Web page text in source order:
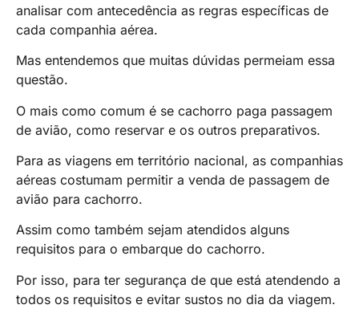
analisar com antecedência as regras específicas de
cada companhia aérea.
Mas entendemos que muitas dúvidas permeiam essa
questão.
O mais como comum é se cachorro paga passagem
de avião, como reservar e os outros preparativos.
Para as viagens em território nacional, as companhias
aéreas costumam permitir a venda de passagem de
avião para cachorro.
Assim como também sejam atendidos alguns
requisitos para o embarque do cachorro.
Por isso, para ter segurança de que está atendendo a
todos os requisitos e evitar sustos no dia da viagem.